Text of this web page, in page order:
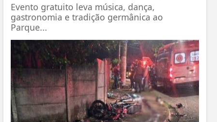
Evento gratuito leva música, dança,
gastronomia e tradição germânica ao
Parque...